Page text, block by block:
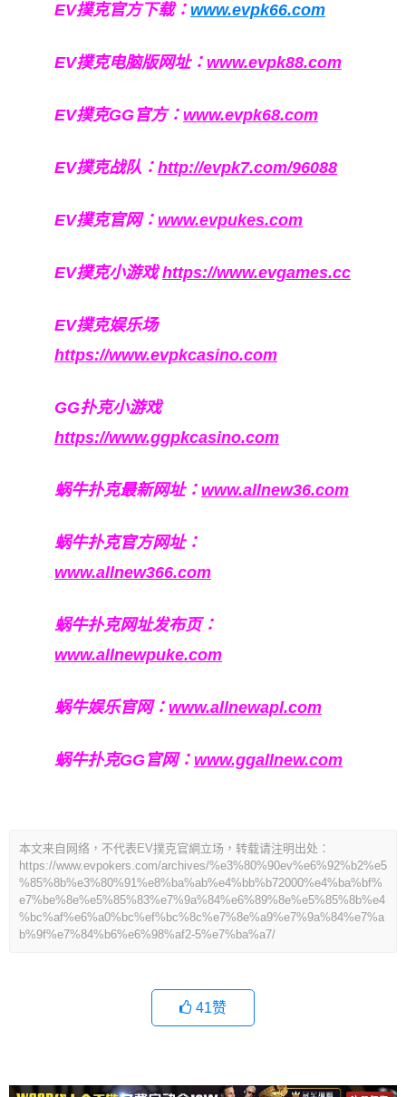
EV撲克官方下载： www.evpk66.com
EV撲克电脑版网址： www.evpk88.com
EV撲克GG官方： www.evpk68.com
EV撲克战队： http://evpk7.com/96088
EV撲克官网： www.evpukes.com
EV撲克小游戏https://www.evgames.cc
EV撲克娱乐场
https://www.evpkcasino.com
GG扑克小游戏
https://www.ggpkcasino.com
蜗牛扑克最新网址： www.allnew36.com
蜗牛扑克官方网址：
www.allnew366.com
蜗牛扑克网址发布页：
www.allnewpuke.com
蜗牛娱乐官网： www.allnewapl.com
蜗牛扑克GG官网： www.ggallnew.com
本文来自网络，不代表EV撲克官網立场，转载请注明出处：
https://www.evpokers.com/archives/%e3%80%90ev%e6%92%b2%e5
%85%8b%e3%80%91%e8%ba%ab%e4%bb%b72000%e4%ba%bf%
e7%be%8e%e5%85%83%e7%9a%84%e6%89%8e%e5%85%8b%e4
%bc%af%e6%a0%bc%ef%bc%8c%e7%8e%a9%e7%9a%84%e7%a
b%9f%e7%84%b6%e6%98%af2-5%e7%ba%a7/
41赞